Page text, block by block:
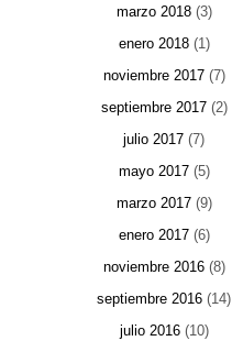
marzo 2018(3)
enero 2018(1)
noviembre 2017(7)
septiembre 2017(2)
julio 2017 (7)
mayo 2017(5)
marzo 2017(9)
enero 2017(6)
noviembre 2016(8)
septiembre 2016 (14)
julio 2016(10)